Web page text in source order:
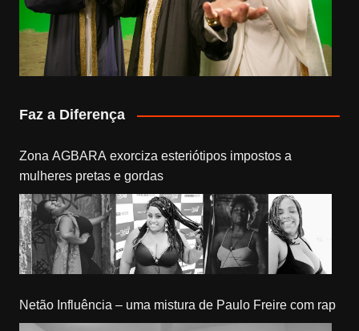
Faz a Diferença
Zona AGBARA exorciza esteriótipos impostos a
mulheres pretas e gordas
Netão Influência – uma mistura de Paulo Freire com rap